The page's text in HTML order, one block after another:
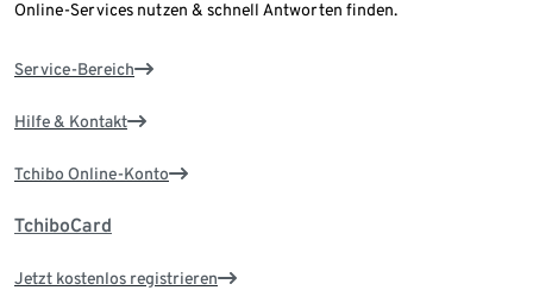
Online-Services nutzen & schnell Antworten finden.
Service-Bereich
Hilfe & Kontakt
Tchibo Online-Konto
TchiboCard
Jetzt kostenlos registrieren